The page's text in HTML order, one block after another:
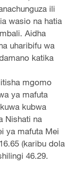
ili
wasio na hatia
Aidha
uharibifu wa
katika
mgomo
ya mafuta
kubwa
Nishati na
ya mafuta Mei
(karibu dola
46.29.